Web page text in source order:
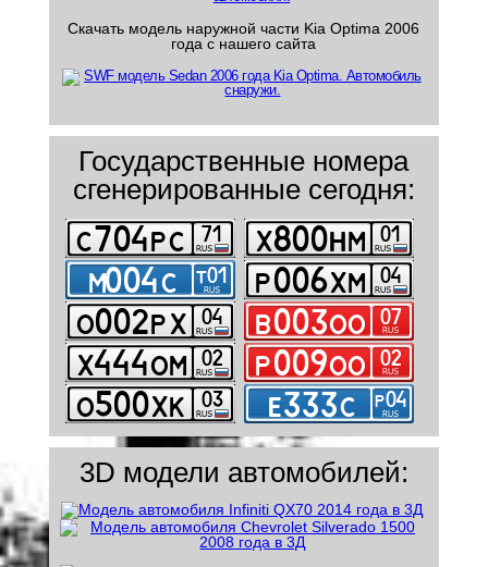
Скачать модель наружной части Kia Optima 2006
года с нашего сайта
Государственные номера
сгенерированные сегодня:
3D модели автомобилей: